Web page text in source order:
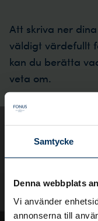
Samtycke
Denna webbplats
Vi använder
annonserna till
Att skriva ner
väldigt värdefullt
kan du berätta
veta om.